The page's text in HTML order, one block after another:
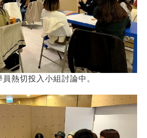
熱切投入小組討論中。